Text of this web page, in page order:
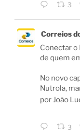
3
Correios
Conectar o
de quem
No novo
Nutrola,
por João
3